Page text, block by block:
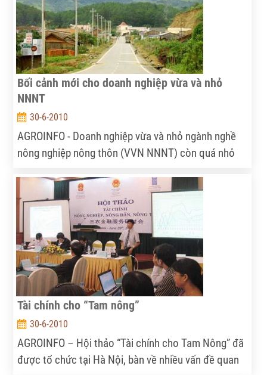
Bối cảnh mới cho doanh nghiệp vừa và nhỏ
NNNT
30-6-2010
AGROINFO - Doanh nghiệp vừa và nhỏ ngành nghề
nông nghiệp nông thôn (VVN NNNT) còn quá nhỏ
sự phát triển của khối doanh nghiệp này cần sự hỗ
trợ tích cực từ phía Nhà nước.
Tài chính cho “Tam nông”
30-6-2010
AGROINFO – Hội thảo “Tài chính cho Tam Nông” đã
được tổ chức tại Hà Nội, bàn về nhiều vấn đề quan